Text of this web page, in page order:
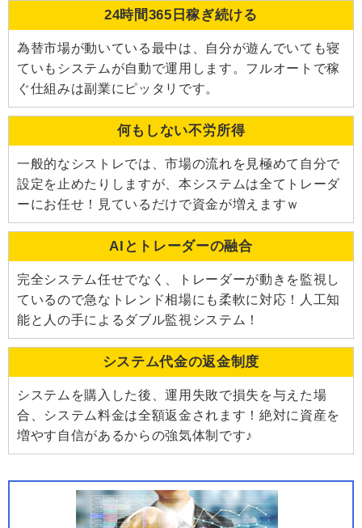
24時間365日稼ぎ続ける
為替市場が動いている最中は、自分が遊んでいても寝
ていもシステムが自動で運用します。フルオートで稼
ぐ仕組みは副業にピッタリです。
何もしない不労所得
一般的なシストレでは、市場の流れを見極めて自分で
設定を止めたりしますが、本システムは全てトレーダ
ーにお任せ！見ているだけで資金が増えますｗ
AIとトレーダーの融合
完全システム任せでなく、トレーダーが動きを監視し
ているので急なトレンド相場にも柔軟に対応！人工知
能と人の手によるダブル監視システム！
システム代金の返金制度
システムを購入した後、運用失敗で損失を与えた場
合、システム料金は全額返金されます！絶対に資産を
増やす自信があるからの強気体制です♪